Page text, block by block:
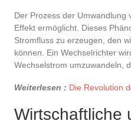
Der Prozess der Umwandlung
Effekt ermöglicht. Dieses
Stromfluss zu erzeugen, den
können. Ein Wechselrichter
Wechselstrom umzuwandeln,
Weiterlesen : Die Revolution
Wirtschaftliche